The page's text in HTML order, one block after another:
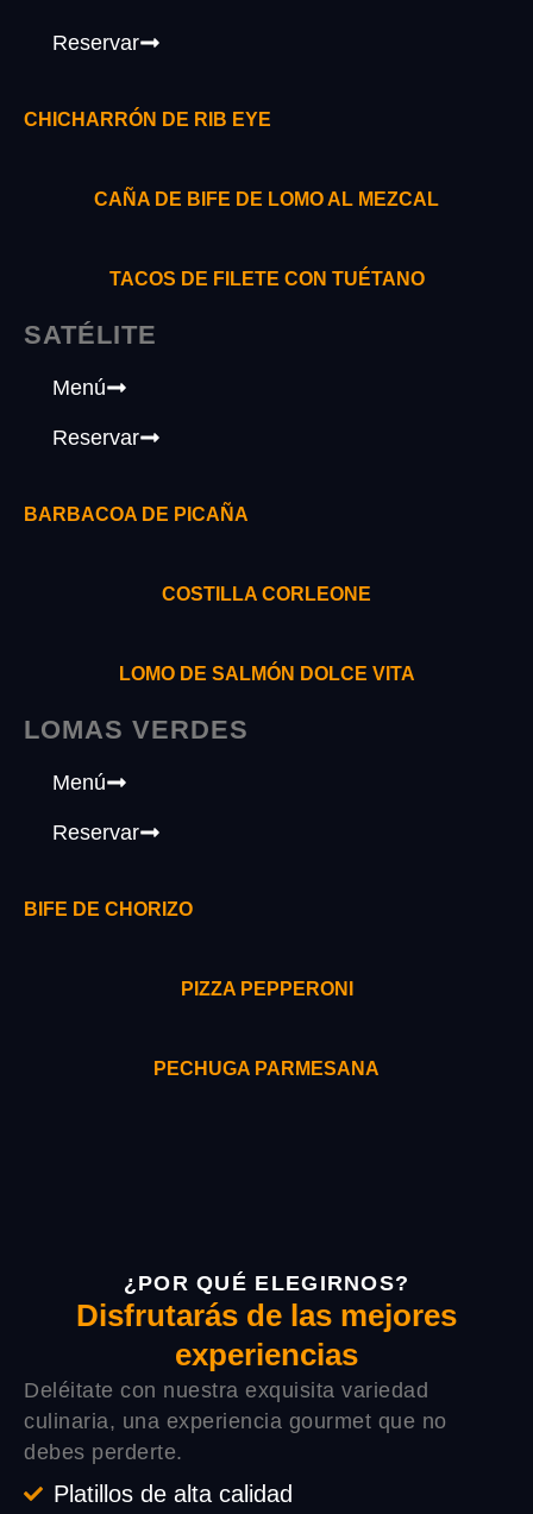
Reservar
CHICHARRÓN DE RIB EYE
CAÑA DE BIFE DE LOMO AL MEZCAL
TACOS DE FILETE CON TUÉTANO
SATÉLITE
Menú
Reservar
BARBACOA DE PICAÑA
COSTILLA CORLEONE
LOMO DE SALMÓN DOLCE VITA
LOMAS VERDES
Menú
Reservar
BIFE DE CHORIZO
PIZZA PEPPERONI
PECHUGA PARMESANA
¿POR QUÉ ELEGIRNOS?
Disfrutarás de las mejores
experiencias
Deléitate con nuestra exquisita variedad
culinaria, una experiencia gourmet que no
debes perderte.
Platillos de alta calidad